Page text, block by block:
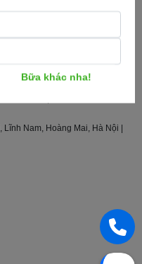
NAM
- Nơi cấp: Sở KH & ĐT TP.Hà
đô thị Thành Phố Giao Lưu,
bản đồ đường đi
Lĩnh Nam, Hoàng Mai, Hà Nội |
Bữa khác nha!